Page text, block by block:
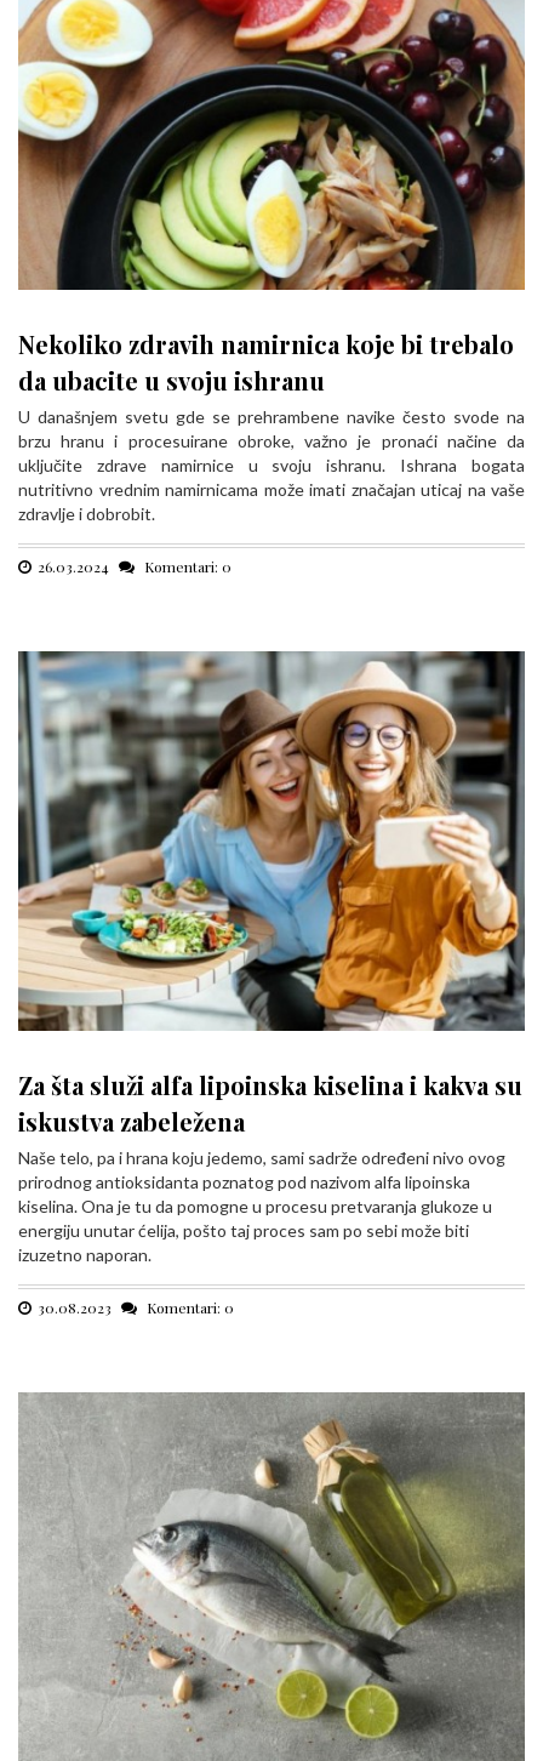
Nekoliko zdravih namirnica koje bi trebalo
da ubacite u svoju ishranu
U današnjem svetu gde se prehrambene navike često svode na
brzu hranu i procesuirane obroke, važno je pronaći načine da
uključite zdrave namirnice u svoju ishranu. Ishrana bogata
nutritivno vrednim namirnicama može imati značajan uticaj na vaše
zdravlje i dobrobit.
26.03.2024 Komentari: 0
Za šta služi alfa lipoinska kiselina i kakva su
iskustva zabeležena
Naše telo, pa i hrana koju jedemo, sami sadrže određeni nivo ovog
prirodnog antioksidanta poznatog pod nazivom alfa lipoinska
kiselina. Ona je tu da pomogne u procesu pretvaranja glukoze u
energiju unutar ćelija, pošto taj proces sam po sebi može biti
izuzetno naporan.
30.08.2023 Komentari: 0